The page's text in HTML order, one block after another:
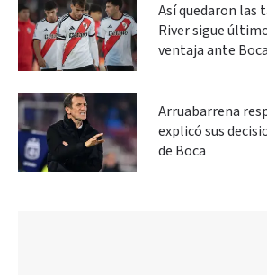
Así quedaron las
River sigue
ventaja ante Boca
Arruabarrena
explicó sus
de Boca